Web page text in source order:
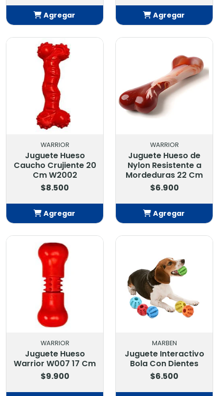
Agregar
Añadido
Agregar
Añadido
WARRIOR
Juguete Hueso
Caucho Crujiente 20
Cm W2002
$8.500
Agregar
Añadido
WARRIOR
Juguete Hueso de
Nylon Resistente a
Mordeduras 22 Cm
$6.900
Agregar
Añadido
WARRIOR
Juguete Hueso
Warrior W007 17 Cm
$9.900
MARBEN
Juguete Interactivo
Bola Con Dientes
$6.500